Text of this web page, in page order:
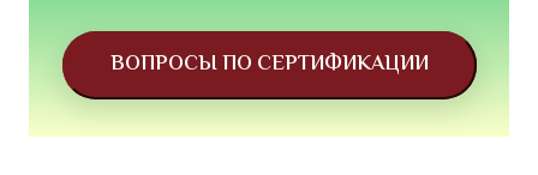
ВОПРОСЫ ПО СЕРТИФИКАЦИИ